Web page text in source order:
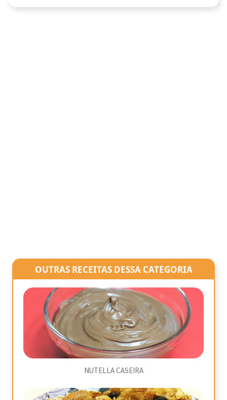
OUTRAS RECEITAS DESSA CATEGORIA
NUTELLA CASEIRA